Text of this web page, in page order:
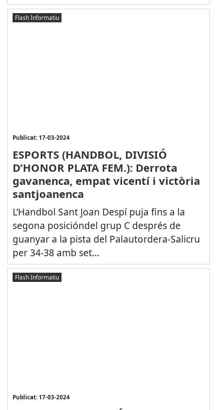
Flash Informatiu
Publicat: 17-03-2024
ESPORTS (HANDBOL, DIVISIÓ
D’HONOR PLATA FEM.): Derrota
gavanenca, empat vicentí i victòria
santjoanenca
L’Handbol Sant Joan Despí puja fins a la
segona posicióndel grup C després de
guanyar a la pista del Palautordera-Salicru
per 34-38 amb set...
Flash Informatiu
Publicat: 17-03-2024